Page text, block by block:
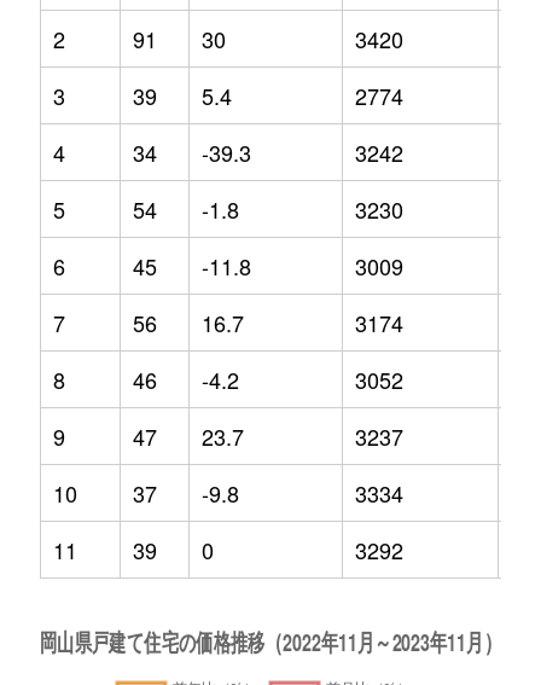
2
91 30 3420
3
39 5.4 2774
4
34 -39.3 3242
5
54 -1.8 3230
6
45 -11.8 3009
7
56 16.7 3174
8
46 -4.2 3052
9
47 23.7 3237
10
37 -9.8 3334
11
39 0 3292